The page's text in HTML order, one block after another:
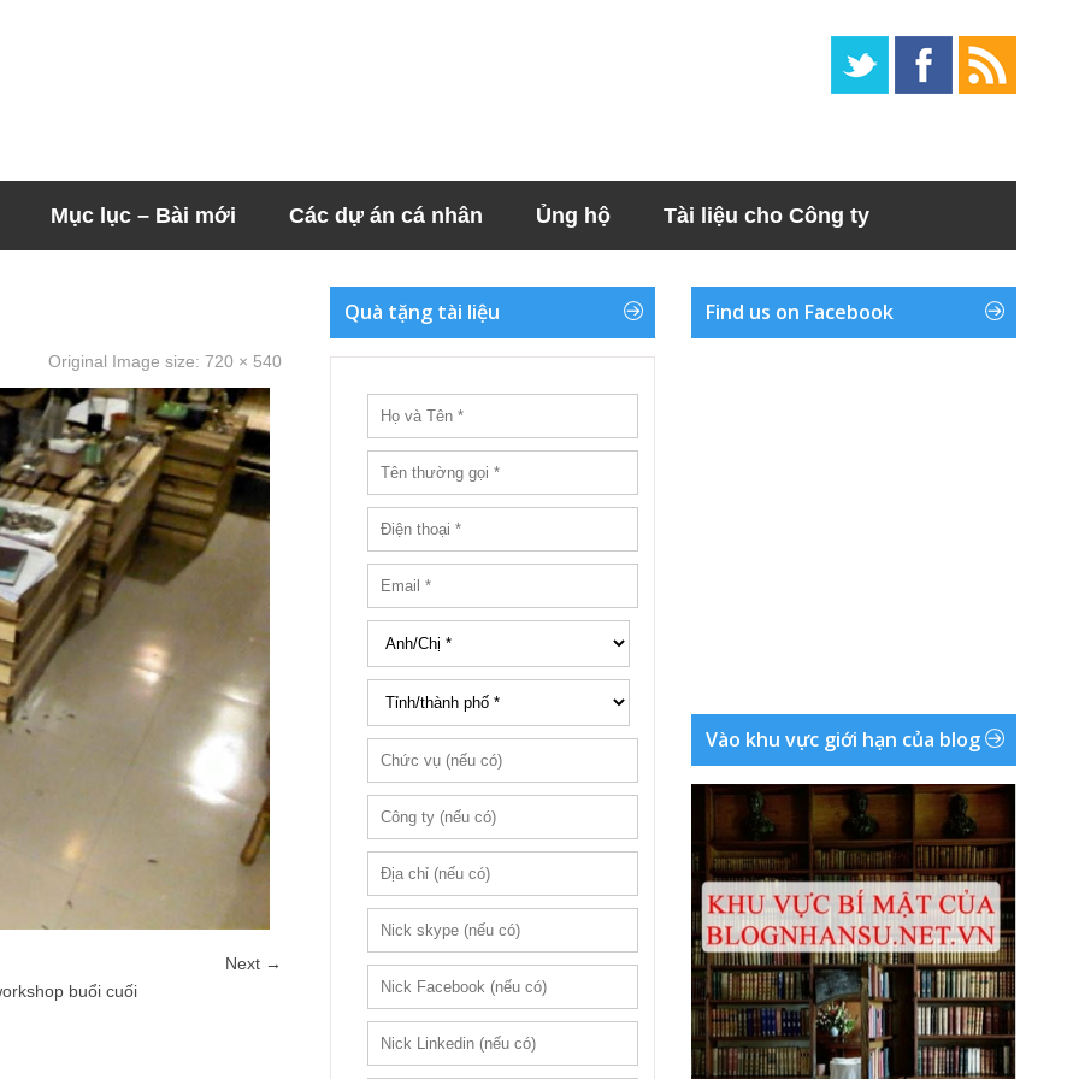
Mục lục – Bài mới Các dự án cá nhân Ủng hộ Tài liệu cho Công ty
Original Image size: 720 × 540
Next →
buổi cuối
Quà tặng tài liệu Find us on Facebook
Vào khu vực giới hạn của blog